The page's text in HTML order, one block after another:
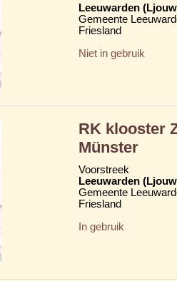
Leeuwarden
Gemeente
Friesland
Niet in gebruik
RK klooster
Münster
Voorstreek
Leeuwarden
Gemeente
Friesland
In gebruik